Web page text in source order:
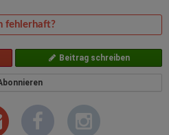
fehlerhaft?
Beitrag schreiben